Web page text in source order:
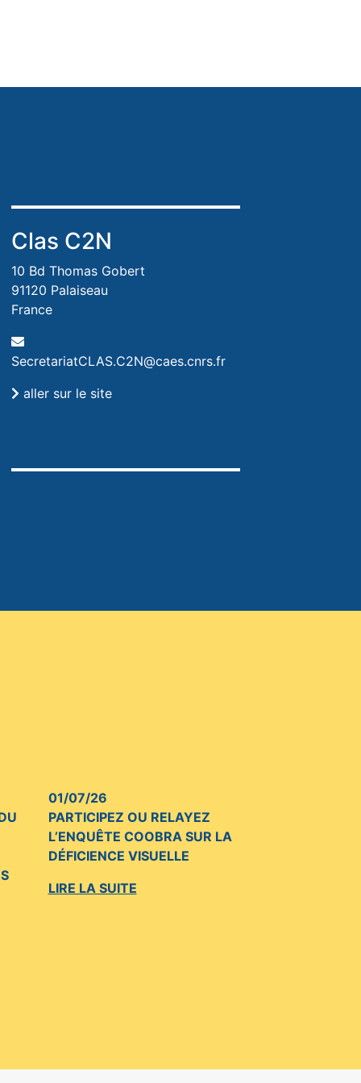
Clas C2N
10 Bd Thomas Gobert
91120 Palaiseau
France
SecretariatCLAS.C2N@caes.cnrs.fr
aller sur le site
01/07/26
PARTICIPEZ OU RELAYEZ
L’ENQUÊTE COOBRA SUR LA
DÉFICIENCE VISUELLE
LIRE LA SUITE